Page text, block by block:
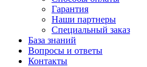
Гарантия
Наши партнеры
Специальный заказ
База знаний
Вопросы и ответы
Контакты